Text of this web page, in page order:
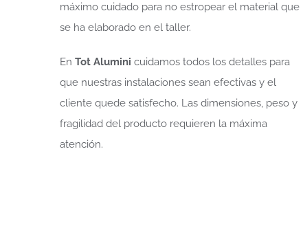
máximo cuidado para no estropear el material que
se ha elaborado en el taller.
En Tot Alumini cuidamos todos los detalles para
que nuestras instalaciones sean efectivas y el
cliente quede satisfecho. Las dimensiones, peso y
fragilidad del producto requieren la máxima
atención.